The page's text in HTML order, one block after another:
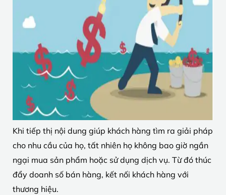
Khi tiếp thị nội dung giúp khách hàng tìm ra giải pháp
cho nhu cầu của họ, tất nhiên họ không bao giờ ngần
ngại mua sản phẩm hoặc sử dụng dịch vụ. Từ đó thúc
đẩy doanh số bán hàng, kết nối khách hàng với
thương hiệu.